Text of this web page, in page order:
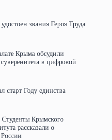
звания Героя Труда
Крыма обсудили
в цифровой
старт Году единства
Крымского
рассказали о